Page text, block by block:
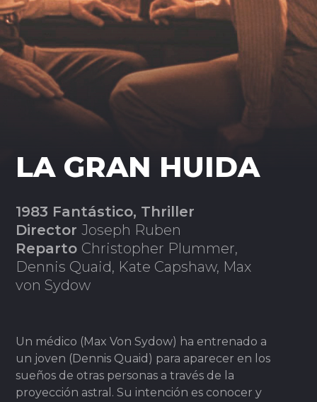
LA GRAN HUIDA
1983 Fantástico, Thriller
DirectorJoseph Ruben
Reparto Christopher Plummer,
Dennis Quaid, Kate Capshaw, Max
von Sydow
Un médico (Max Von Sydow) ha entrenado a
un joven (Dennis Quaid) para aparecer en los
sueños de otras personas a través de la
proyección astral. Su intención es conocer y